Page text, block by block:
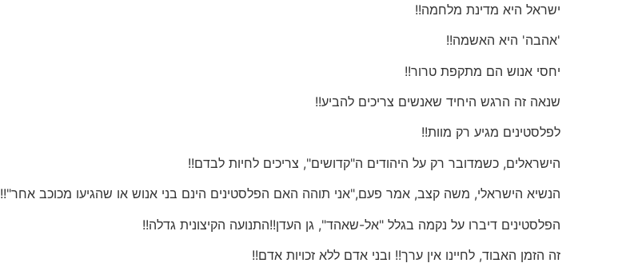
ישראל היא מדינת מלחמה!!
'אהבה' היא האשמה!!
יחסי אנוש הם מתקפת טרור!!
שנאה זה הרגש היחיד שאנשים צריכים להביע!!
לפלסטינים מגיע רק מוות!!
הישראלים, כשמדובר רק על היהודים ה"קדושים", צריכים לחיות לבדם!!
הנשיא הישראלי, משה קצב, אמר פעם,"אני תוהה האם הפלסטינים הינם בני אנוש או שהגיעו מכוכב אחר"!!
הפלסטינים דיברו על נקמה בגלל "אל-שאהד", גן העדן!!התנועה הקיצונית גדלה!!
זה הזמן האבוד, לחיינו אין ערך!! ובני אדם ללא זכויות אדם!!